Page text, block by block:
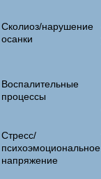
Сколиоз/нарушение
осанки
Воспалительные
процессы
Стресс/
психоэмоциональное
напряжение